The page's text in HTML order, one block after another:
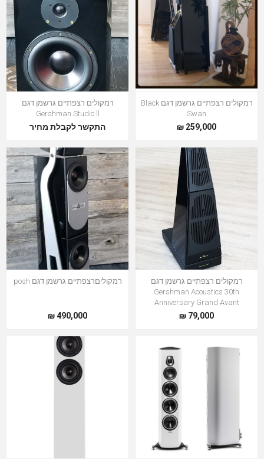
רמקולים רצפתיים גרשמן דגם Black
Swan
259,000 ₪
רמקולים רצפתיים גרשמן דגם
Gershman Studio ll
התקשר לקבלת מחיר
רמקולים רצפתיים גרשמן דגם
Gershman Acoustics 30th
Anniversary Grand Avant
79,000 ₪
רמקוליםרצפתיים גרשמן דגם posh
490,000 ₪